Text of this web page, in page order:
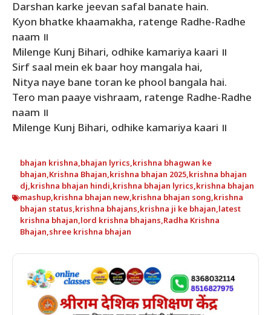
Darshan karke jeevan safal banate hain.
Kyon bhatke khaamakha, ratenge Radhe-Radhe
naam ॥
Milenge Kunj Bihari, odhike kamariya kaari ॥
Sirf saal mein ek baar hoy mangala hai,
Nitya naye bane toran ke phool bangala hai.
Tero man paaye vishraam, ratenge Radhe-Radhe
naam ॥
Milenge Kunj Bihari, odhike kamariya kaari ॥
bhajan krishna,bhajan lyrics,krishna bhagwan ke
bhajan,Krishna Bhajan,krishna bhajan 2025,krishna bhajan
dj,krishna bhajan hindi,krishna bhajan lyrics,krishna bhajan
mashup,krishna bhajan new,krishna bhajan song,krishna
bhajan status,krishna bhajans,krishna ji ke bhajan,latest
krishna bhajan,lord krishna bhajans,Radha Krishna
Bhajan,shree krishna bhajan